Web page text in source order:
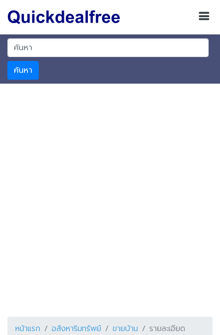
ค้นหา
หน้าแรก อสังหาริมทรัพย์ ขายบ้าน รายละเอียด